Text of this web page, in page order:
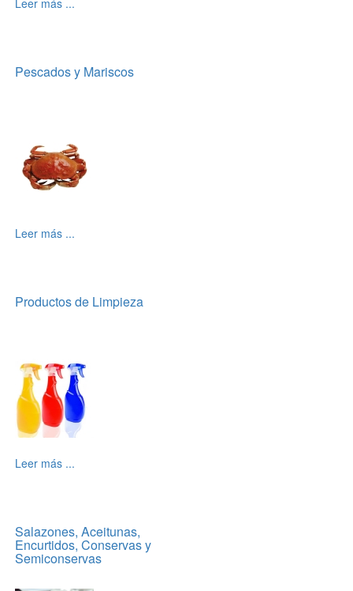
Leer más ...
Pescados y Mariscos
Leer más ...
Productos de Limpieza
Leer más ...
Salazones, Aceitunas,
Encurtidos, Conservas y
Semiconservas